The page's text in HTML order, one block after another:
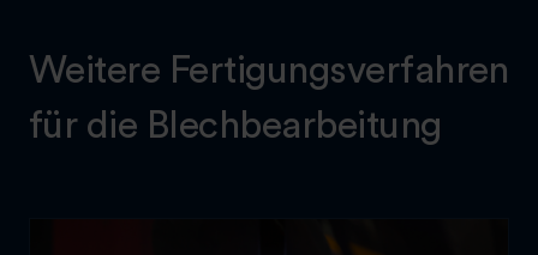
Weitere Fertigungsverfahren
für die Blechbearbeitung